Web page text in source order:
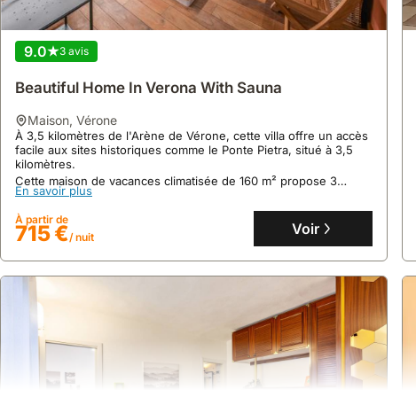
9.9 365 avis
La Maison Du Lys (400 Metri Dallarena Di Verona)
maison,Vérone
À seulement 400 mètres de l'Arène de Vérone, cette maison de
vacances exclusive offre un accès privé à un bâtiment historique
sur Corso Porta Nuova.
Cette villa luxueuse, pouvant accueillir 4 personnes, propose
une kitchenette équipée, le Wi-Fi gratuit et un parking gardé, le
tout dans un espace ouvert aux finitions élégantes.
À partir de
159 € Voir
9.0 3 avis
Beautiful Home In Verona With Sauna
maison, Vérone
À 3,5 kilomètres de l'Arène de Vérone, cette villa offre un accès
facile aux sites historiques comme le Ponte Pietra, situé à 3,5
kilomètres.
Cette maison de vacances climatisée de 160 m² propose 3
chambres, une cuisine équipée d'un lave-vaisselle, un jacuzzi,
un sauna et un parking privé pour jusqu'à 11 personnes.
En savoir plus
À partir de
715 €/ nuit Voir